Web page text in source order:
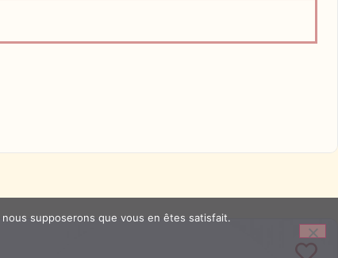
supposerons que vous en êtes satisfait.